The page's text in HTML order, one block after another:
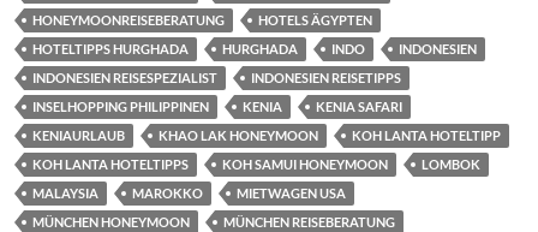
HONEYMOONREISEBERATUNG
HOTELS ÄGYPTEN
HOTELTIPPS HURGHADA
HURGHADA INDO
INDONESIEN
INDONESIEN REISESPEZIALIST
INDONESIEN REISETIPPS
INSELHOPPING PHILIPPINEN
KENIA
KENIA SAFARI
KENIAURLAUB
KHAO LAK HONEYMOON
KOH LANTA HOTELTIPP
KOH LANTA HOTELTIPPS
KOH SAMUI HONEYMOON
LOMBOK
MALAYSIA
MAROKKO
MIETWAGEN USA
MÜNCHEN HONEYMOON
MÜNCHEN REISEBERATUNG